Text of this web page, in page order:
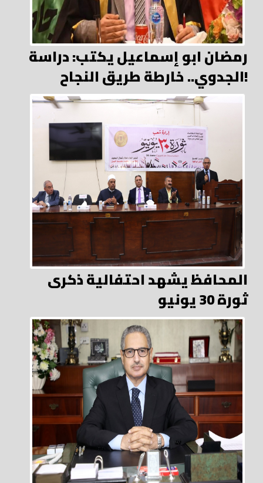
رمضان ابو إسماعيل يكتب: دراسة
الجدوي.. خارطة طريق النجاح!
المحافظ يشهد احتفالية ذكرى
ثورة 30 يونيو